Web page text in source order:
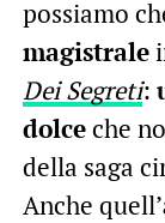
possiamo
magistrale
Dei Segreti:
dolceche
della saga
Anche quell’